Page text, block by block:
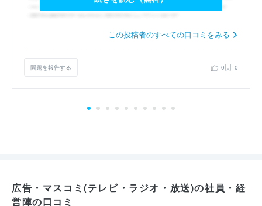
この投稿者のすべての口コミをみる
問題を報告する 0 0
広告・マスコミ(テレビ・ラジオ・放送)の社員・経
営陣の口コミ